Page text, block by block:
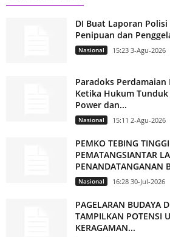
DI Buat Laporan Polisi
Penipuan dan
Nasional 15:23 3-Agu-2026
Paradoks Perdamaian
Ketika Hukum
Power dan...
Nasional 15:11 2-Agu-2026
PEMKO TEBING
PEMATANGSIANTAR
PENANDATANGANAN
Nasional 16:28 30-Jul-2026
PAGELARAN BUDAYA
TAMPILKAN POTENSI
KERAGAMAN...